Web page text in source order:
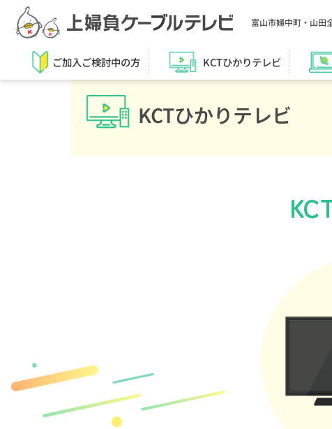
富山市婦中町・山田
ご加入ご検討中の方 KCTひかりテレビ
KCTひかりテレビ